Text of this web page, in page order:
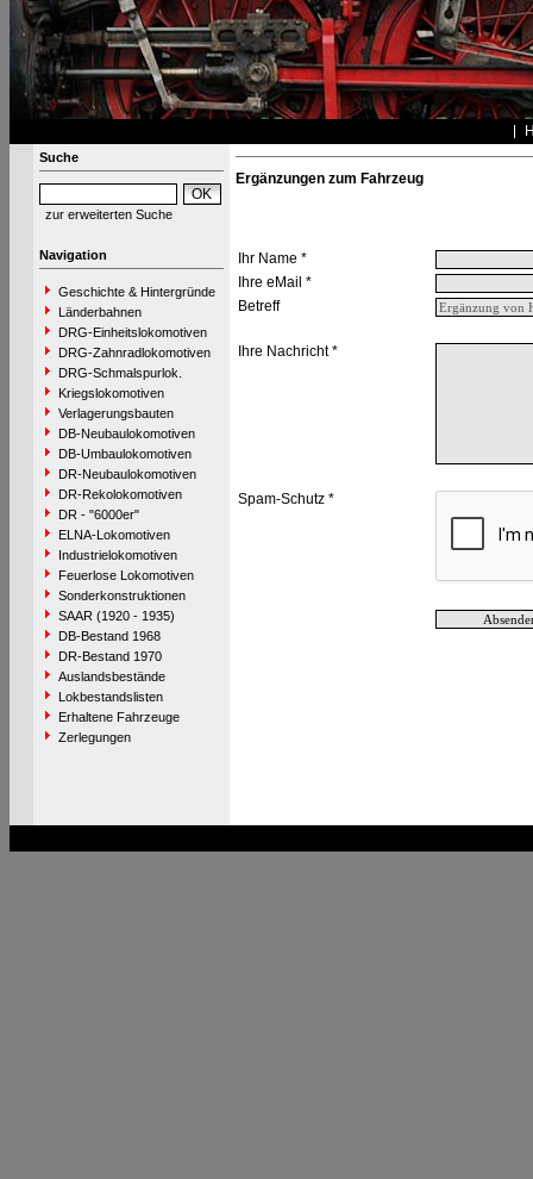
Suche
zur erweiterten Suche
Navigation
Geschichte & Hintergründe
Länderbahnen
DRG-Einheitslokomotiven
DRG-Zahnradlokomotiven
DRG-Schmalspurlok.
Kriegslokomotiven
Verlagerungsbauten
DB-Neubaulokomotiven
DB-Umbaulokomotiven
DR-Neubaulokomotiven
DR-Rekolokomotiven
DR - "6000er"
ELNA-Lokomotiven
Industrielokomotiven
Feuerlose Lokomotiven
Sonderkonstruktionen
SAAR (1920 - 1935)
DB-Bestand 1968
DR-Bestand 1970
Auslandsbestände
Lokbestandslisten
Erhaltene Fahrzeuge
Zerlegungen
Ergänzungen zum Fahrzeug
Ihr Name *
Ihre eMail *
Betreff
Ihre Nachricht *
Spam-Schutz *